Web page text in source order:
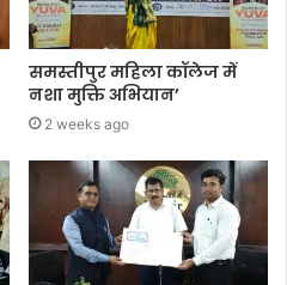
समस्तीपुर महिला कॉलेज में
नशा मुक्ति अभियान’
2 weeks ago